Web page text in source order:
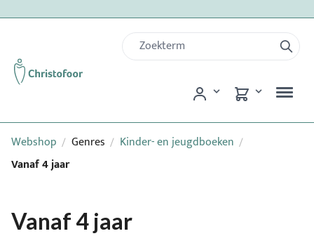
Webshop / Genres / Kinder- en jeugdboeken /
Vanaf 4 jaar
Vanaf 4 jaar